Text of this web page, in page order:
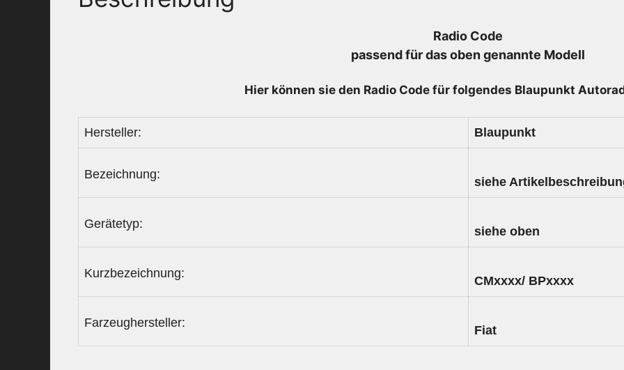
Menge
Radio Code
passend für das oben genannte Modell
Hier können sie den Radio Code für folgendes Blaupunkt
Hersteller: Blaupunkt
Bezeichnung:
siehe
Gerätetyp:
siehe oben
Kurzbezeichnung:
CMxxxx/ BPxxxx
Farzeughersteller:
Fiat